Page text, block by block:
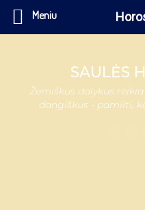
SAULĖS
Žemiškus dalykus
dangiškus - pamilti,
Meniu